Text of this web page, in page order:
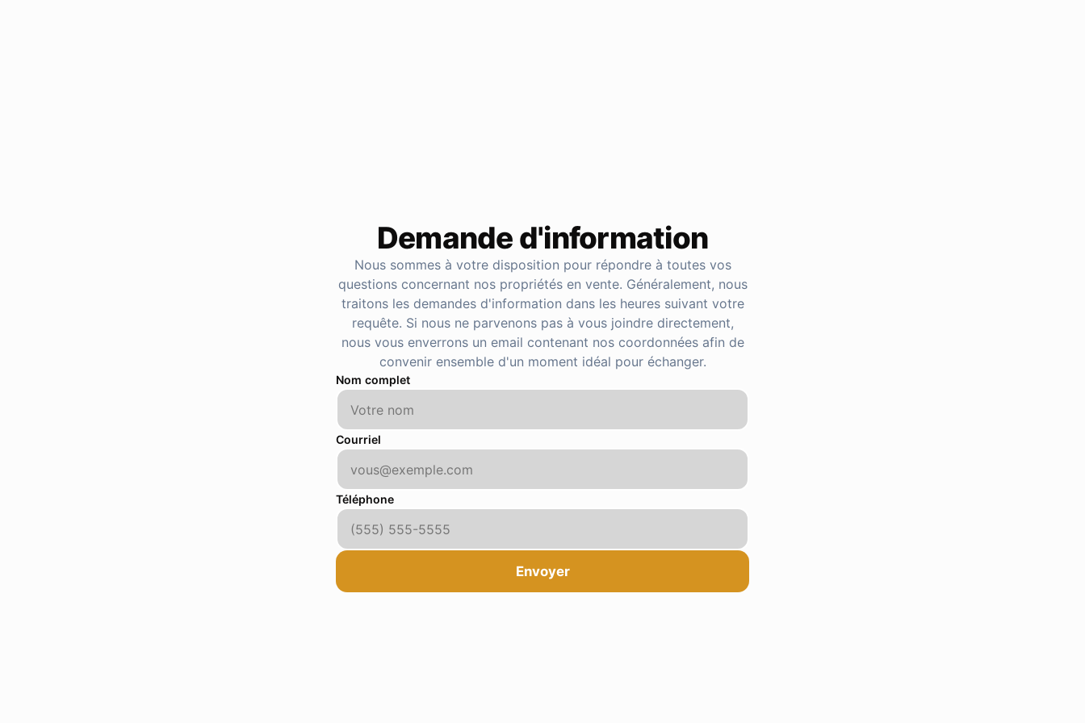
Demande d'information
Nous sommes à votre disposition pour répondre à toutes vos
questions concernant nos propriétés en vente. Généralement, nous
traitons les demandes d'information dans les heures suivant votre
requête. Si nous ne parvenons pas à vous joindre directement,
nous vous enverrons un email contenant nos coordonnées afin de
convenir ensemble d'un moment idéal pour échanger.
Nom complet
Courriel
Téléphone
Envoyer